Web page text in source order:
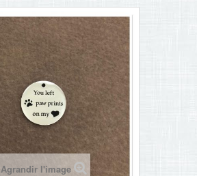
Agrandir l'image